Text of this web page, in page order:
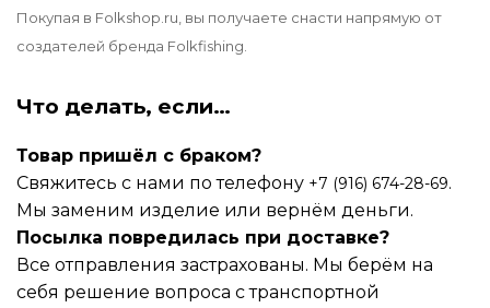
Покупая в Folkshop.ru, вы получаете снасти напрямую от
создателей бренда Folkfishing.
Что делать, если…
Товар пришёл с браком?
Свяжитесь с нами по телефону +7 (916) 674-28-69.
Мы заменим изделие или вернём деньги.
Посылка повредилась при доставке?
Все отправления застрахованы. Мы берём на
себя решение вопроса с транспортной